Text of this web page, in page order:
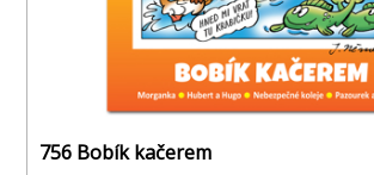
756 Bobík kačerem